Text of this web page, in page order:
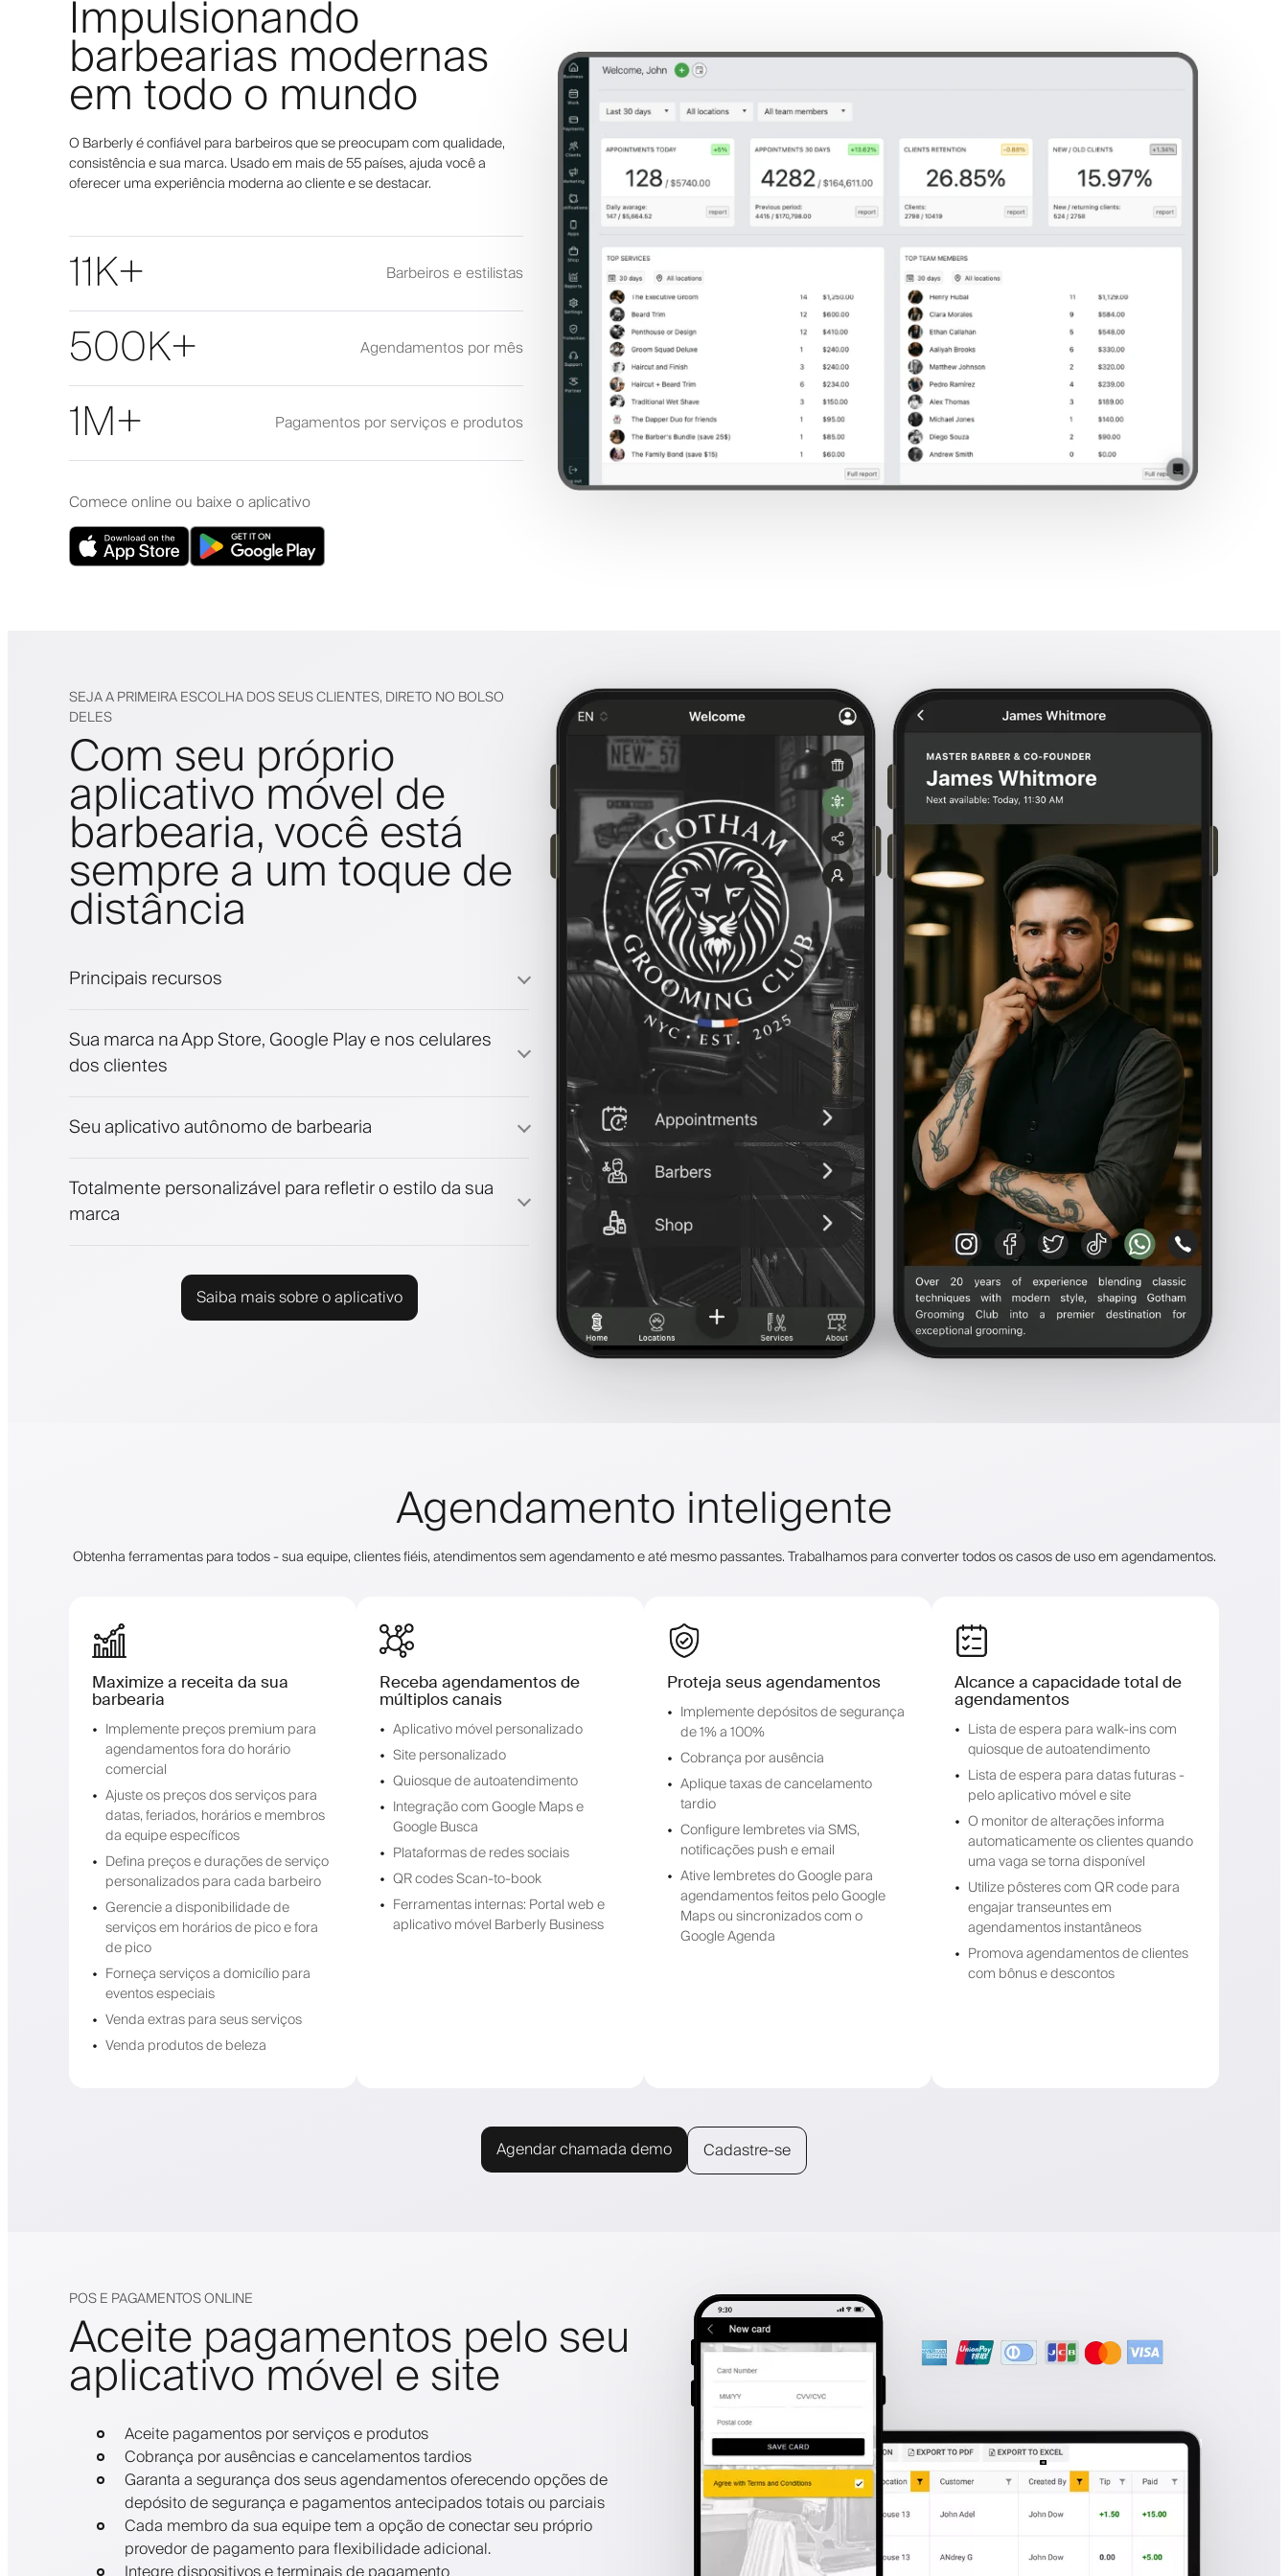
Impulsionando
barbearias modernas
em todo o mundo
O Barberly é confiável para barbeiros que se preocupam com qualidade,
consistência e sua marca. Usado em mais de 55 países, ajuda você a
oferecer uma experiência moderna ao cliente e se destacar.
11K+ Barbeiros e estilistas
500K+ Agendamentos por mês
1M+ Pagamentos por serviços e produtos
Comece online ou baixe o aplicativo
SEJA A PRIMEIRA ESCOLHA DOS SEUS CLIENTES, DIRETO NO BOLSO
DELES
Com seu próprio
aplicativo móvel de
barbearia, você está
sempre a um toque de
distância
Principais recursos
Pagamentos, depósito caução
Venda produtos de beleza
Sua marca na App Store, Google Play e nos celulares
dos clientes
Seu aplicativo autônomo de barbearia
Totalmente personalizável para refletir o estilo da sua
marca
Saiba mais sobre o aplicativo
Agendamento inteligente
Obtenha ferramentas para todos - sua equipe, clientes fiéis, atendimentos sem agendamento e até mesmo passantes. Trabalhamos para converter todos os casos de uso em agendamentos.
Maximize a receita da sua
barbearia
Implemente preços premium para
agendamentos fora do horário
comercial
Ajuste os preços dos serviços para
datas, feriados, horários e membros
da equipe específicos
Defina preços e durações de serviço
personalizados para cada barbeiro
Gerencie a disponibilidade de
serviços em horários de pico e fora
de pico
Forneça serviços a domicílio para
eventos especiais
Venda extras para seus serviços
Venda produtos de beleza
Receba agendamentos de
múltiplos canais
Aplicativo móvel personalizado
Site personalizado
Quiosque de autoatendimento
Integração com Google Maps e
Google Busca
Plataformas de redes sociais
QR codes Scan-to-book
Ferramentas internas: Portal web e
aplicativo móvel Barberly Business
Proteja seus agendamentos
Implemente depósitos de segurança
de 1% a 100%
Cobrança por ausência
Aplique taxas de cancelamento
tardio
Configure lembretes via SMS,
notificações push e email
Ative lembretes do Google para
agendamentos feitos pelo Google
Maps ou sincronizados com o
Google Agenda
Alcance a capacidade total de
agendamentos
Lista de espera para walk-ins com
quiosque de autoatendimento
Lista de espera para datas futuras -
pelo aplicativo móvel e site
O monitor de alterações informa
automaticamente os clientes quando
uma vaga se torna disponível
Utilize pôsteres com QR code para
engajar transeuntes em
agendamentos instantâneos
Promova agendamentos de clientes
com bônus e descontos
Agendar chamada demo Cadastre-se
POS E PAGAMENTOS ONLINE
Aceite pagamentos pelo seu
aplicativo móvel e site
Aceite pagamentos por serviços e produtos
Cobrança por ausências e cancelamentos tardios
Garanta a segurança dos seus agendamentos oferecendo opções de
depósito de segurança e pagamentos antecipados totais ou parciais
Cada membro da sua equipe tem a opção de conectar seu próprio
provedor de pagamento para flexibilidade adicional.